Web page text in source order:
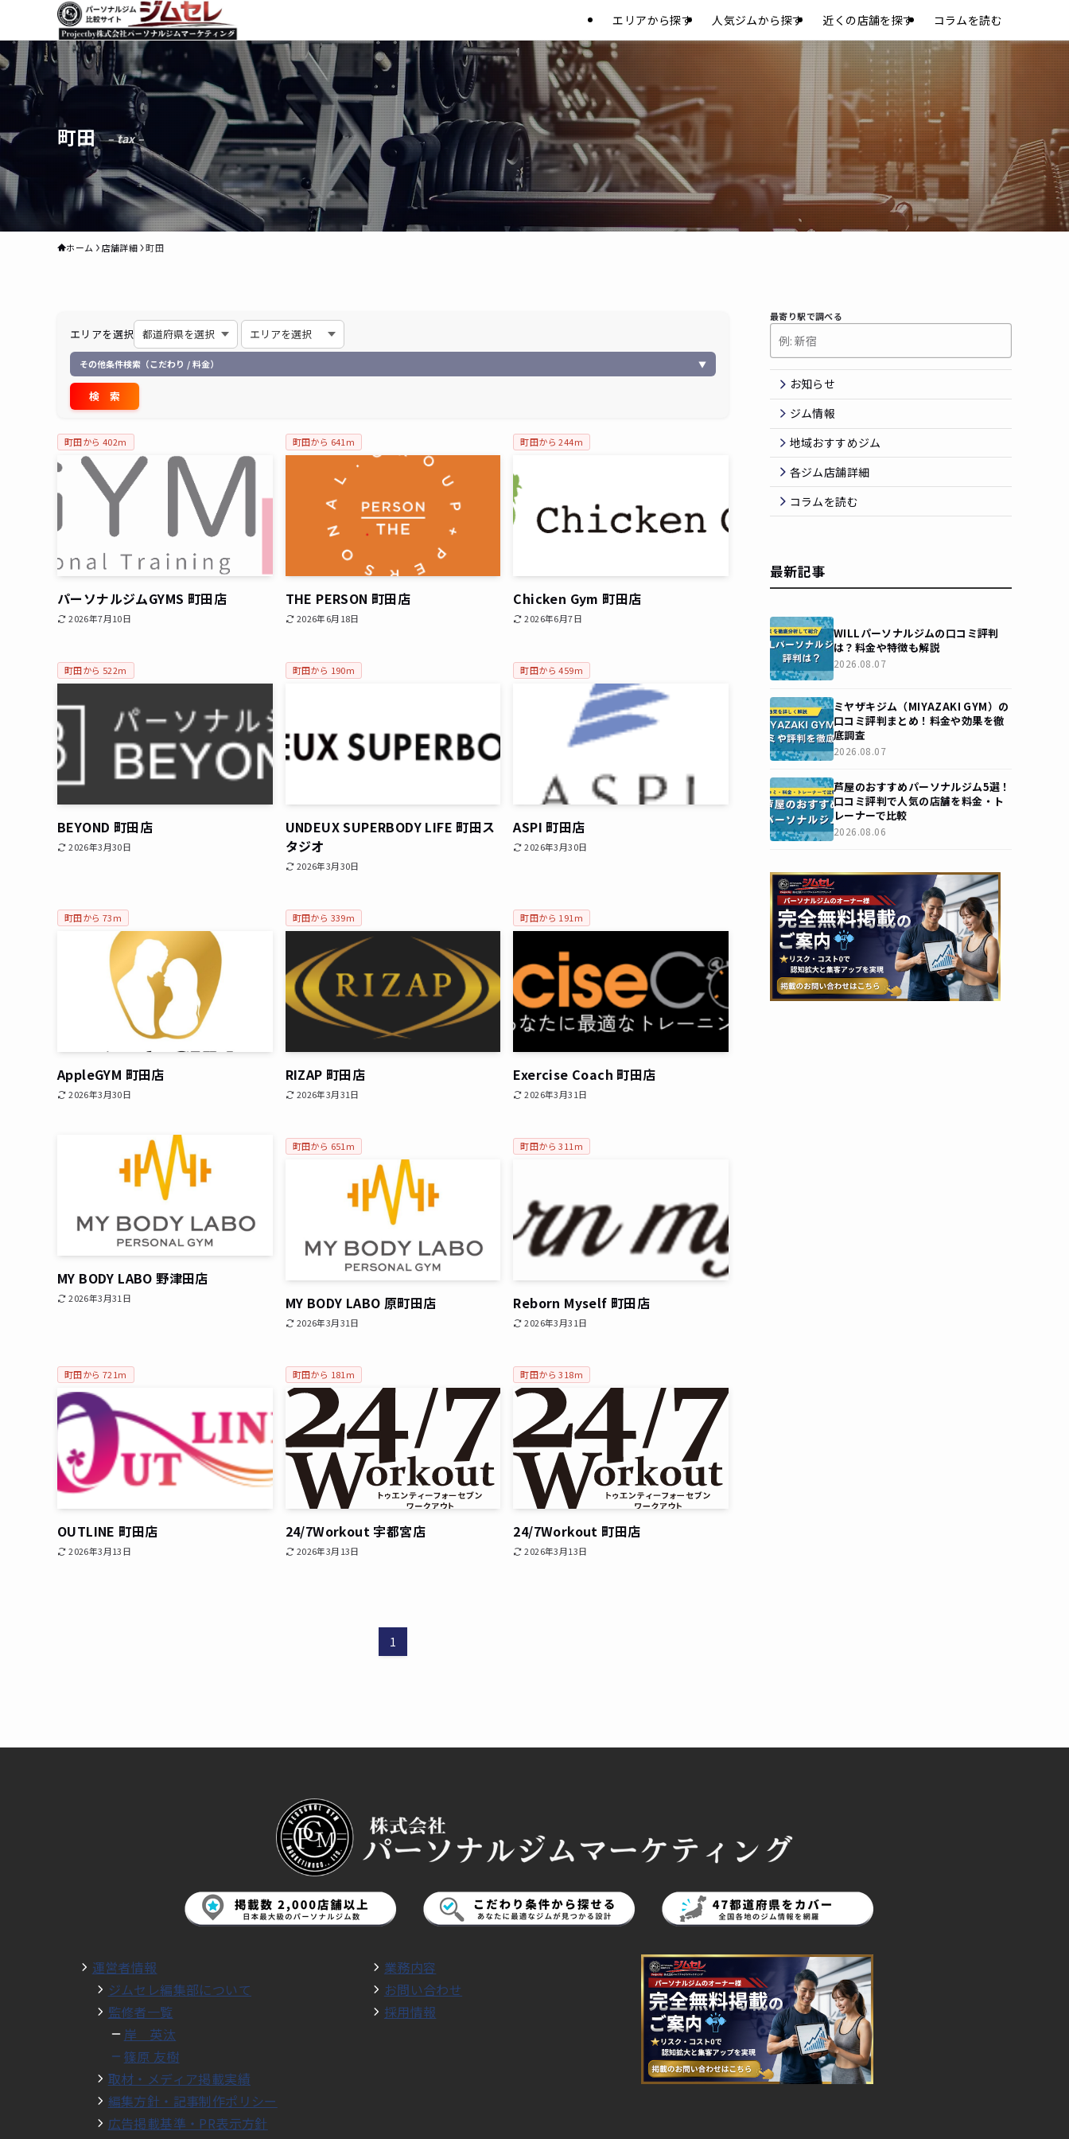
エリアから探す 人気ジムから探す 近くの店舗を探す コラムを読む
町田 – tax –
ホーム 店舗詳細 町田
エリアを選択
その他条件検索（こだわり / 料金） ▼
町田から 402m
パーソナルジムGYMS 町田店
2026年7月10日
町田から 641m
THE PERSON 町田店
2026年6月18日
町田から 244m
Chicken Gym 町田店
2026年6月7日
町田から 522m
BEYOND 町田店
2026年3月30日
町田から 190m
UNDEUX SUPERBODY LIFE 町田ス
タジオ
2026年3月30日
町田から 459m
ASPI 町田店
2026年3月30日
町田から 73m
AppleGYM 町田店
2026年3月30日
町田から 339m
RIZAP 町田店
2026年3月31日
町田から 191m
Exercise Coach 町田店
2026年3月31日
MY BODY LABO 野津田店
2026年3月31日
町田から 651m
MY BODY LABO 原町田店
2026年3月31日
町田から 311m
Reborn Myself 町田店
2026年3月31日
町田から 721m
OUTLINE 町田店
2026年3月13日
町田から 181m
24/7Workout 宇都宮店
2026年3月13日
町田から 318m
24/7Workout 町田店
2026年3月13日
1
最寄り駅で調べる
お知らせ
ジム情報
地域おすすめジム
各ジム店舗詳細
コラムを読む
最新記事
WILLパーソナルジムの口コミ評判
は？料金や特徴も解説
2026.08.07
ミヤザキジム（MIYAZAKI GYM）の
口コミ評判まとめ！料金や効果を徹
底調査
2026.08.07
芦屋のおすすめパーソナルジム5選！
口コミ評判で人気の店舗を料金・ト
レーナーで比較
2026.08.06
運営者情報
ジムセレ編集部について
監修者一覧
岸 英汰
篠原 友樹
取材・メディア掲載実績
編集方針・記事制作ポリシー
広告掲載基準・PR表示方針
業務内容
お問い合わせ
採用情報